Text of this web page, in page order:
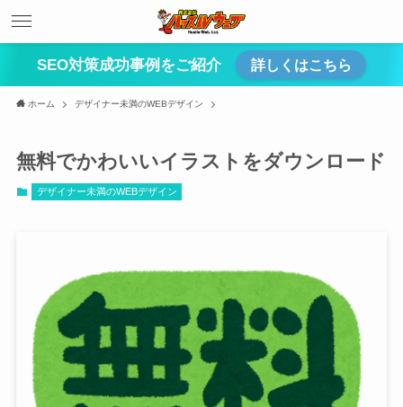
SEO対策成功事例をご紹介 詳しくはこちら
ホーム デザイナー未満のWEBデザイン
無料でかわいいイラストをダウンロード
デザイナー未満のWEBデザイン